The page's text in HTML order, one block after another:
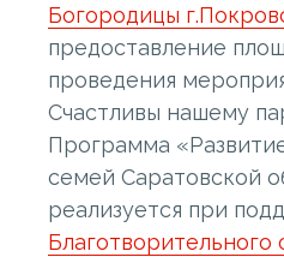
Богородицы
предоставление
проведения
Счастливы нашему
Программа
семей Саратовской
реализуется при
Благотворительного